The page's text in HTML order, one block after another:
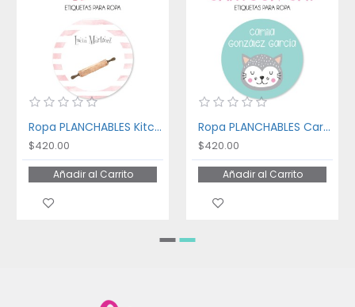
Ropa PLANCHABLES Kitchen
$420.00
Añadir al Carrito
Ropa PLANCHABLES Cartoon Cat
$420.00
Añadir al Carrito